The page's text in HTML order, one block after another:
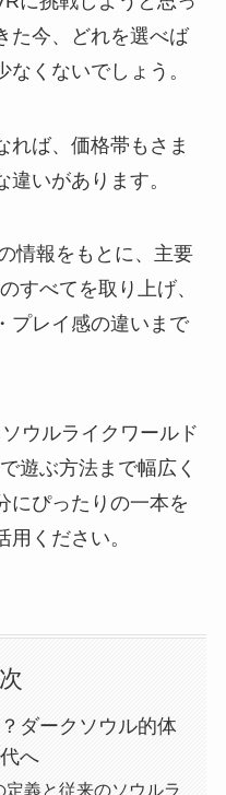
た今、どれを選べば
くないでしょう。
れば、価格帯もさま
いがあります。
情報をもとに、主要
すべてを取り上げ、
プレイ感の違いまで
ウルライクワールド
遊ぶ方法まで幅広く
にぴったりの一本を
ください。
ダークソウル的体
へ
義と従来のソウルラ